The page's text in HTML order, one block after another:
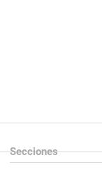
Secciones